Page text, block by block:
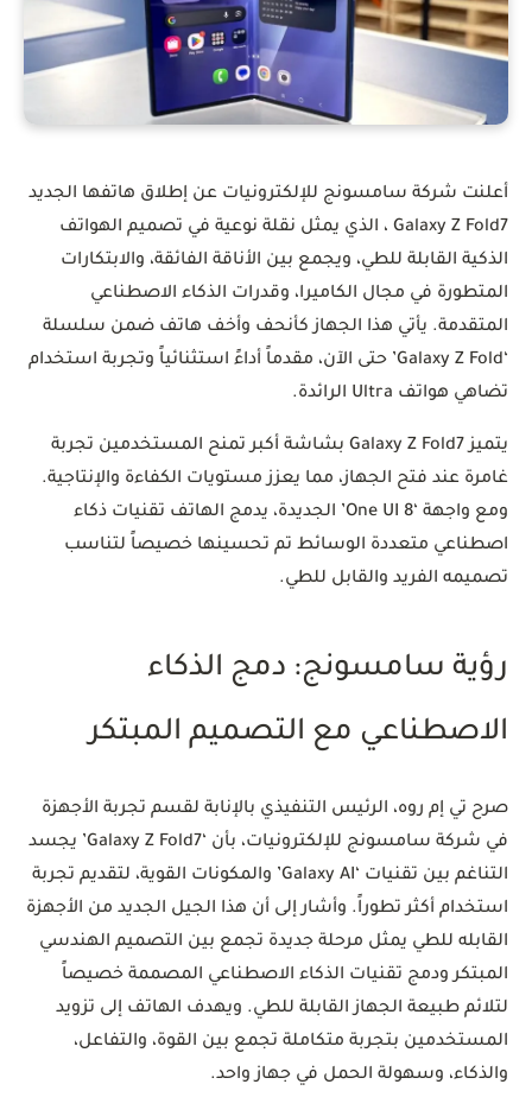
أعلنت شركة سامسونج للإلكترونيات عن إطلاق هاتفها الجديد
Galaxy Z Fold7 ، الذي يمثل نقلة نوعية في تصميم الهواتف
الذكية القابلة للطي، ويجمع بين الأناقة الفائقة، والابتكارات
المتطورة في مجال الكاميرا، وقدرات الذكاء الاصطناعي
المتقدمة. يأتي هذا الجهاز كأنحف وأخف هاتف ضمن سلسلة
‘Galaxy Z Fold’ حتى الآن، مقدماً أداءً استثنائياً وتجربة استخدام
تضاهي هواتف Ultra الرائدة.
يتميز Galaxy Z Fold7 بشاشة أكبر تمنح المستخدمين تجربة
غامرة عند فتح الجهاز، مما يعزز مستويات الكفاءة والإنتاجية.
ومع واجهة ‘One UI 8’ الجديدة، يدمج الهاتف تقنيات ذكاء
اصطناعي متعددة الوسائط تم تحسينها خصيصاً لتناسب
تصميمه الفريد والقابل للطي.
رؤية سامسونج: دمج الذكاء
الاصطناعي مع التصميم المبتكر
صرح تي إم روه، الرئيس التنفيذي بالإنابة لقسم تجربة الأجهزة
في شركة سامسونج للإلكترونيات، بأن ‘Galaxy Z Fold7’ يجسد
التناغم بين تقنيات ‘Galaxy AI’ والمكونات القوية، لتقديم تجربة
استخدام أكثر تطوراً. وأشار إلى أن هذا الجيل الجديد من الأجهزة
القابله للطي يمثل مرحلة جديدة تجمع بين التصميم الهندسي
المبتكر ودمج تقنيات الذكاء الاصطناعي المصممة خصيصاً
لتلائم طبيعة الجهاز القابلة للطي. ويهدف الهاتف إلى تزويد
المستخدمين بتجربة متكاملة تجمع بين القوة، والتفاعل،
والذكاء، وسهولة الحمل في جهاز واحد.